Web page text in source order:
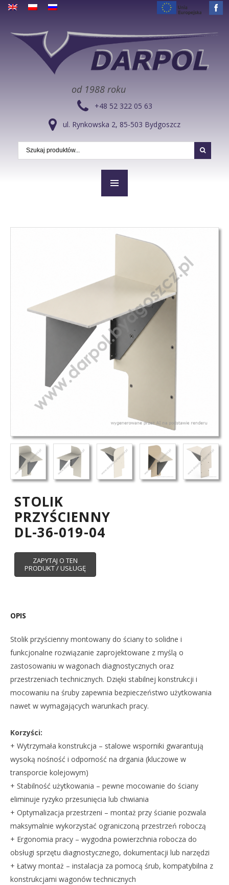
od 1988 roku
+48 52 322 05 63
ul. Rynkowska 2, 85-503 Bydgoszcz
STOLIK
PRZYŚCIENNY
DL-36-019-04
OPIS
Stolik przyścienny montowany do ściany to solidne i
funkcjonalne rozwiązanie zaprojektowane z myślą o
zastosowaniu w wagonach diagnostycznych oraz
przestrzeniach technicznych. Dzięki stabilnej konstrukcji i
mocowaniu na śruby zapewnia bezpieczeństwo użytkowania
nawet w wymagających warunkach pracy.
Korzyści:
+ Wytrzymała konstrukcja – stalowe wsporniki gwarantują
wysoką nośność i odporność na drgania (kluczowe w
transporcie kolejowym)
+ Stabilność użytkowania – pewne mocowanie do ściany
eliminuje ryzyko przesunięcia lub chwiania
+ Optymalizacja przestrzeni – montaż przy ścianie pozwala
maksymalnie wykorzystać ograniczoną przestrzeń roboczą
+ Ergonomia pracy – wygodna powierzchnia robocza do
obsługi sprzętu diagnostycznego, dokumentacji lub narzędzi
+ Łatwy montaż – instalacja za pomocą śrub, kompatybilna z
konstrukcjami wagonów technicznych